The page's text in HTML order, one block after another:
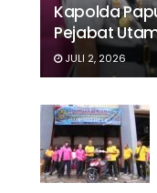
Kapolda
Pejabat
JULI 2, 2026